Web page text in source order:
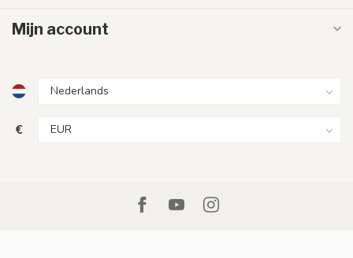
Mijn account
€